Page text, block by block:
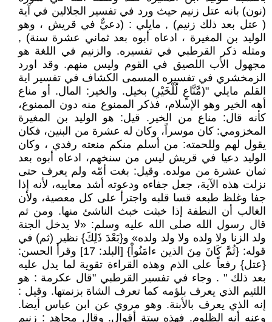
(نون) بانه عتل زنيم حيث ورد في تفسير الجلالين في آية
( عتل بعد ذلك زنيم) , مايلي : (دعيٌّ في قريش ، وهو
الوليد بن المغيرة ، ادعاه أبوه بعد ثماني عشرة سنة) ,
ومثله ذكر القرطبي في تفسيره. والزنيم في اللغة هو
مجهول الأب اللصيق في القوم وليس منهم. وقد اورد
الزمخشري في تفسيره المسمى الكشاف في تفسير اية
القلم مايلي "(مَّنَّاعٍ لّلْخَيْرِ) بخيل. والخير: المال. أو مناع
أهه الخير وهو الإسلام، فذكر الممنوع منه دون الممنوع،
كأنه قال: مناع من الخير. قيل: هو الوليد بن المغيرة
المخزومي: كان موسراً، وكان له عشرة من البنين، فكان
يقول لهم وللحمته: من أسلم منكم منعته رفدي ، وكان
الوليد دعيا في قريش ليس من سنخهم، ادعاه أبوه بعد
ثمان عشرة من مولده. وقيل: بغت أمّه ولم يعرف حتى
نزلت هذه الآية، جعل جفاءه ودعوته أشد معايبه، لأنه إذا
جفا وغلظ طبعه قسا قلبه واجترأ على كل معصية، ولأن
الغالب أن النطفة إذا خبثت خبث الناشئ منها. ومن ثم
قال رسول الله صلى الله عليه وسلم: «لا يدخل الجنة
ولد الزنا ولا ولده ولا ولد ولده» و{بَعْدَ ذَلِكَ} نظير (ثم) في
قوله: {ثُمَّ كَانَ مِنَ الذين ءامَنُواْ} [البلد: 17] وقرأ الحسن:
{عتل} رفعاً على الذم وهذه القراءة تقوية لما يدل عليه
بعد ذلك " . وجاء في تفسير القرطبي "قال عكرمة : هو
اللئيم الذي يعرف بلؤمه كما تعرف الشاة بزنمتها. وقيل :
إنه الذي يعرف بالأبنة. وهو مروي عن ابن عباس أيضا.
وعنه أنه الظلوم. فهذه ستة أقوال. وقال مجاهد : زنيم